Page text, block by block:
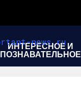
ИНТЕРЕСНОЕ И
ПОЗНАВАТЕЛЬНОЕ